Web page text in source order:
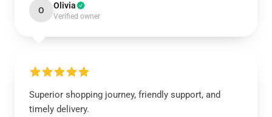
O Olivia
Verified owner
Superior shopping journey, friendly support, and
timely delivery.